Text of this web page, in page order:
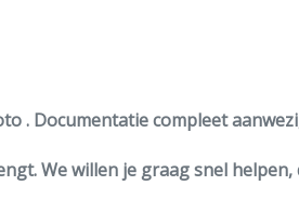
. Documentatie compleet
We willen je graag snel